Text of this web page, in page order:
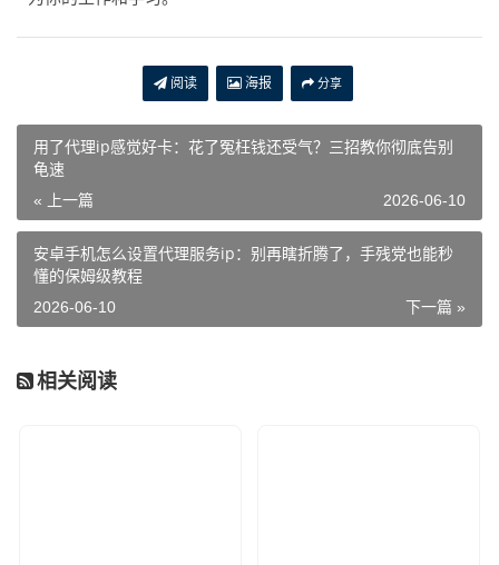
阅读 海报 分享
用了代理ip感觉好卡：花了冤枉钱还受气？三招教你彻底告别
龟速
« 上一篇 2026-06-10
安卓手机怎么设置代理服务ip：别再瞎折腾了，手残党也能秒
懂的保姆级教程
下一篇 »
2026-06-10
相关阅读